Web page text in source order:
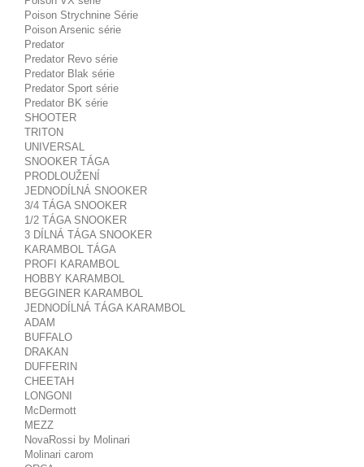
Poison Strychnine Série
Poison Arsenic série
Predator
Predator Revo série
Predator Blak série
Predator Sport série
Predator BK série
SHOOTER
TRITON
UNIVERSAL
SNOOKER TÁGA
PRODLOUŽENÍ
JEDNODÍLNÁ SNOOKER
3/4 TÁGA SNOOKER
1/2 TÁGA SNOOKER
3 DÍLNÁ TÁGA SNOOKER
KARAMBOL TÁGA
PROFI KARAMBOL
HOBBY KARAMBOL
BEGGINER KARAMBOL
JEDNODÍLNÁ TÁGA KARAMBOL
ADAM
BUFFALO
DRAKAN
DUFFERIN
CHEETAH
LONGONI
McDermott
MEZZ
NovaRossi by Molinari
Molinari carom